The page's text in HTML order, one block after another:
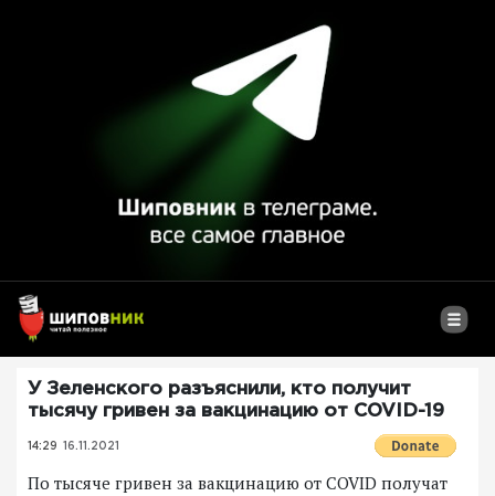
У Зеленского разъяснили, кто получит
тысячу гривен за вакцинацию от COVID-19
14:29 16.11.2021
По тысяче гривен за вакцинацию от COVID получат